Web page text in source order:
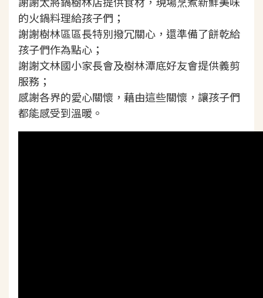
謝謝太將鍋樹林店提供食材，現場烹煮新鮮美味
的火鍋料理給孩子們；
謝謝樹林區區長特別撥冗關心，還準備了餅乾給
孩子們作為點心；
謝謝文林國小家長會及樹林潭底好友會提供義剪
服務；
感謝各界的愛心關懷，藉由這些關懷，讓孩子們
都能感受到溫暖。